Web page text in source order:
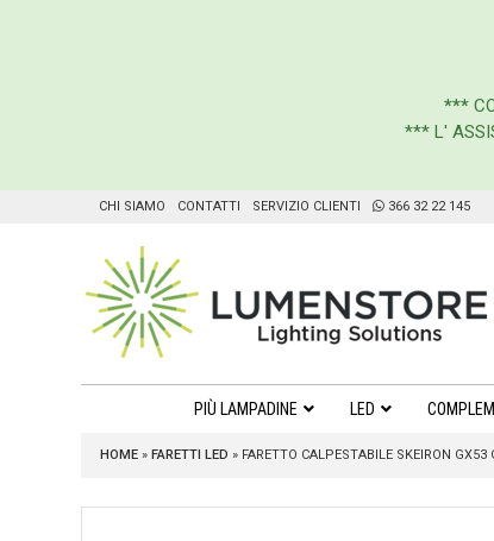
***
*** L'
CHI SIAMO CONTATTI SERVIZIO CLIENTI 366 32 22 145
PIÙ LAMPADINE LED
HOME» FARETTI LED » FARETTO CALPESTABILE SKEIRON